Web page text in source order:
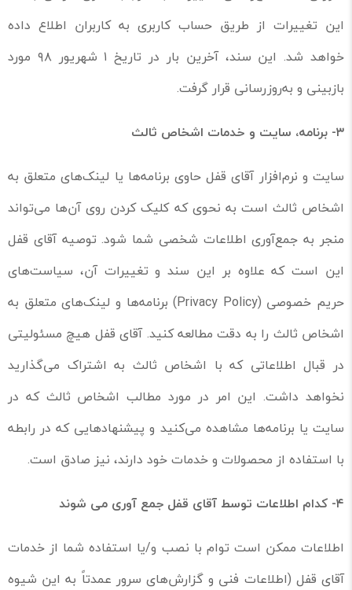
این تغییرات از طریق حساب کاربری به کاربران اطلاع داده
خواهد شد. این سند، آخرین بار در تاریخ ۱ شهریور ۹۸ مورد
بازبینی و به‌روزرسانی قرار گرفت.
۳- برنامه، سایت و خدمات اشخاص ثالث
سایت و نرم‌افزار آقای قفل حاوی برنامه‌ها یا لینک‌های متعلق به
اشخاص ثالث است به نحوی که کلیک کردن روی آن‌ها می‌تواند
منجر به جمع‌آوری اطلاعات شخصی شما شود. توصیه آقای قفل
این است که علاوه بر این سند و تغییرات آن، سیاست‌های
حریم خصوصی (Privacy Policy) برنامه‌ها و لینک‌های متعلق به
اشخاص ثالث را به دقت مطالعه کنید. آقای قفل هیچ مسئولیتی
در قبال اطلاعاتی که با اشخاص ثالث به اشتراک می‌گذارید
نخواهد داشت. این امر در مورد مطالب اشخاص ثالث که در
سایت یا برنامه‌ها مشاهده می‌کنید و پیشنهادهایی که در رابطه
با استفاده از محصولات و خدمات خود دارند، نیز صادق است.
۴- کدام اطلاعات توسط آقای قفل جمع آوری می شوند
اطلاعات ممکن است توام با نصب و/یا استفاده شما از خدمات
آقای قفل (اطلاعات فنی و گزارش‌های سرور عمدتاً به این شیوه